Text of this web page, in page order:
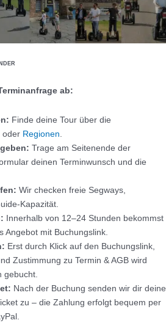
ab:
Finde deine Tour über die
oder Regionen
Trage am Seitenende der
deinen Terminwunsch und die
Wir checken freie Segways,
Kapazität.
Innerhalb von 12–24 Stunden bekommst
Angebot mit Buchungslink.
Erst durch Klick auf den Buchungslink,
Zustimmung zu Termin & AGB wird
gebucht.
Nach der Buchung senden wir dir deine
zu – die Zahlung erfolgt bequem per